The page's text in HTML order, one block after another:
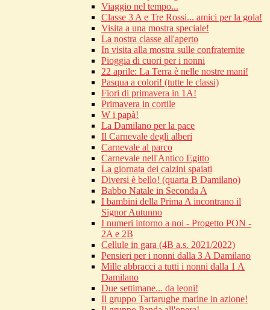
Viaggio nel tempo...
Classe 3 A e Tre Rossi... amici per la gola!
Visita a una mostra speciale!
La nostra classe all'aperto
In visita alla mostra sulle confraternite
Pioggia di cuori per i nonni
22 aprile: La Terra è nelle nostre mani!
Pasqua a colori! (tutte le classi)
Fiori di primavera in 1A!
Primavera in cortile
W i papà!
La Damilano per la pace
Il Carnevale degli alberi
Carnevale al parco
Carnevale nell'Antico Egitto
La giornata dei calzini spaiati
Diversi è bello! (quarta B Damilano)
Babbo Natale in Seconda A
I bambini della Prima A incontrano il
Signor Autunno
I numeri intorno a noi - Progetto PON -
2A e 2B
Cellule in gara (4B a.s. 2021/2022)
Pensieri per i nonni dalla 3 A Damilano
Mille abbracci a tutti i nonni dalla 1 A
Damilano
Due settimane... da leoni!
Il gruppo Tartarughe marine in azione!